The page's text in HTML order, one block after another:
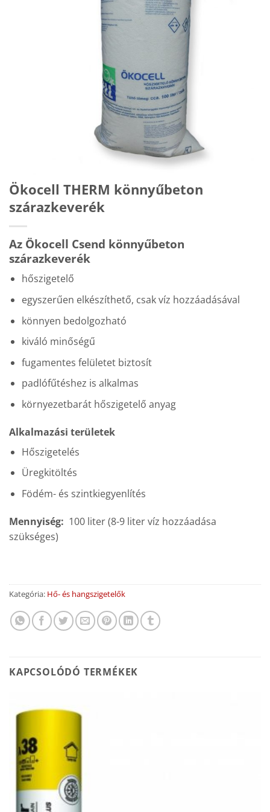
Ökocell THERM könnyűbeton
szárazkeverék
Az Ökocell Csend könnyűbeton
szárazkeverék
hőszigetelő
egyszerűen elkészíthető, csak víz hozzáadásával
könnyen bedolgozható
kiváló minőségű
fugamentes felületet biztosít
padlófűtéshez is alkalmas
környezetbarát hőszigetelő anyag
Alkalmazási területek
Hőszigetelés
Üregkitöltés
Födém- és szintkiegyenlítés
Mennyiség: 100 liter (8-9 liter víz hozzáadása
szükséges)
Kategória: Hő- és hangszigetelők
KAPCSOLÓDÓ TERMÉKEK